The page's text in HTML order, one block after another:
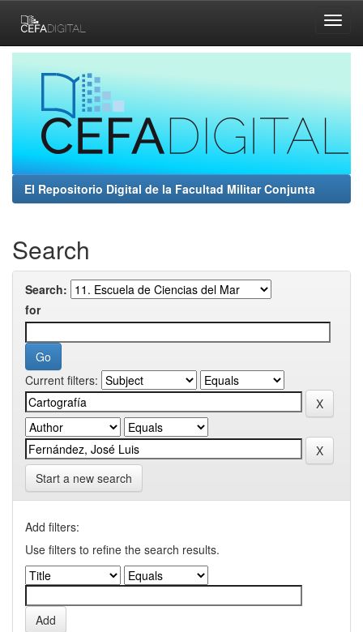
navigation
El Repositorio Digital de la Facultad Militar Conjunta
Search
Search:
for
Current filters:
Start a new search
Add filters:
Use filters to refine the search results.